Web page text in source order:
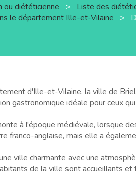
ou diététicienne > Liste des
le département Ille-et-Vilaine >
d'Ille-et-Vilaine, la ville de
gastronomique idéale pour ceux
à l'époque médiévale, lorsque
franco-anglaise, mais elle a
ville charmante avec une
de la ville sont accueillants